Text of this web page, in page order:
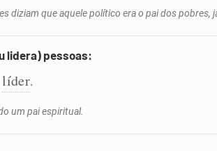
diziam que aquele político era o pai dos
lidera) pessoas:
líder.
um pai espiritual.